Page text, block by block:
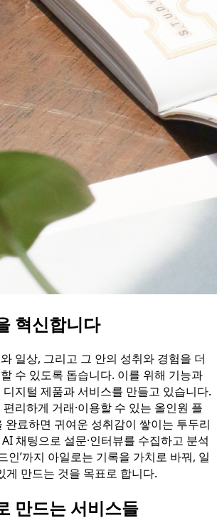
혁신합니다
일상, 그리고 그 안의 성취와 경험을 더
수 있도록 돕습니다. 이를 위해 기능과
지털 제품과 서비스를 만들고 있습니다.
리하게 거래·이용할 수 있는 올인원 플
완료하면 귀여운 성취감이 쌓이는 투두리
AI 채팅으로 설문·인터뷰를 수집하고 분석
인’까지 아일로는 기록을 가치로 바꿔, 일
게 만드는 것을 목표로 합니다.
만드는 서비스들